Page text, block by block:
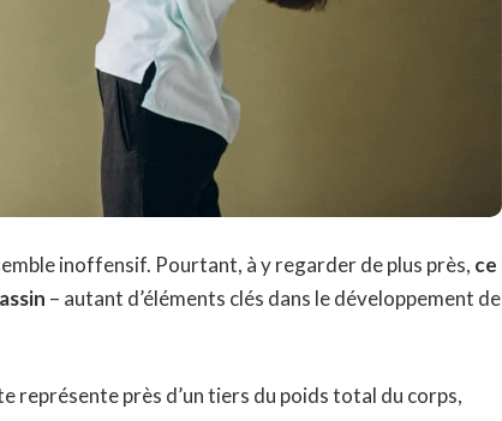
inoffensif. Pourtant, à y regarder de plus près, ce
– autant d’éléments clés dans le développement de
représente près d’un tiers du poids total du corps,